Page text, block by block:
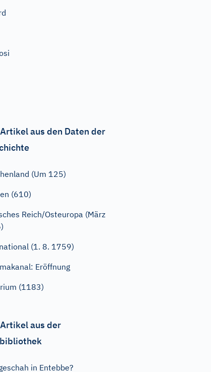
aus den Daten der
(Um 125)
(610)
Reich/Osteuropa (März
(1. 8. 1759)
Eröffnung
(1183)
aus der
in Entebbe?